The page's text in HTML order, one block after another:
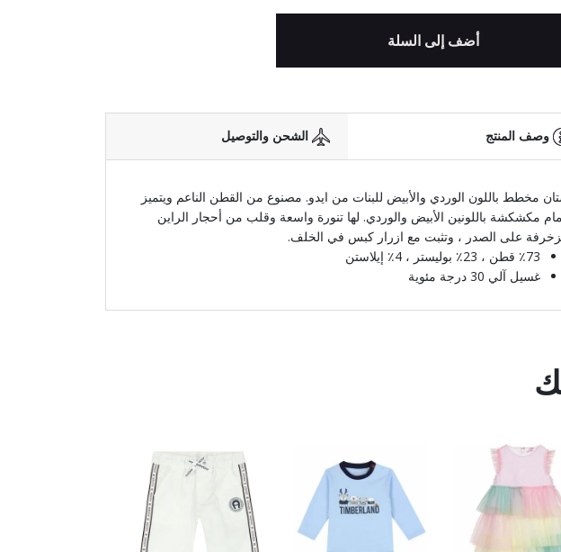
أضف إلى السلة
وصف المنتج الشحن والتوصيل
مخطط باللون الوردي والأبيض للبنات من ايدو. مصنوع من القطن الناعم ويتميز
مكشكشة باللونين الأبيض والوردي. لها تنورة واسعة وقلب من أحجار الراين
على الصدر ، وتثبت مع ازرار كبس في الخلف.
٪73 قطن ، 23٪ بوليستر ، 4٪ إيلاستن
غسيل آلي 30 درجة مئوية